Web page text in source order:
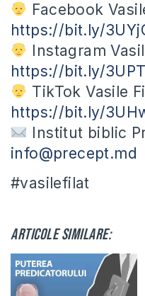
Facebook
https://bit.ly/
Instagram
https://bit.ly/
TikTok Vasile
https://bit.ly/
Institut biblic
info@precept.md
#vasilefilat
Articole similare: